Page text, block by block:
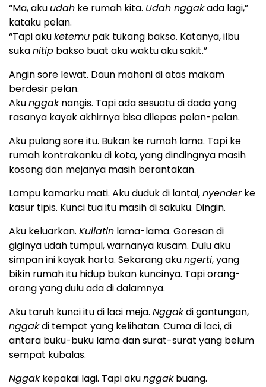
“Ma, aku udah ke rumah kita. Udah nggakada lagi,”
kataku pelan.
“Tapi akuketemu pak tukang bakso. Katanya, iIbu
sukanitip bakso buat aku waktu aku sakit.”
Angin sore lewat. Daun mahoni di atas makam
berdesir pelan.
Akunggaknangis. Tapi ada sesuatu di dada yang
rasanya kayak akhirnya bisa dilepas pelan-pelan.
Aku pulang sore itu. Bukan ke rumah lama. Tapi ke
rumah kontrakanku di kota, yang dindingnya masih
kosong dan mejanya masih berantakan.
Lampu kamarku mati. Aku duduk di lantai,nyenderke
kasur tipis. Kunci tua itu masih di sakuku. Dingin.
Aku keluarkan. Kuliatin lama-lama. Goresan di
giginya udah tumpul, warnanya kusam. Dulu aku
simpan ini kayak harta. Sekarang akungerti, yang
bikin rumah itu hidup bukan kuncinya. Tapi orang-
orang yang dulu ada di dalamnya.
Aku taruh kunci itu di laci meja. Nggakdi gantungan,
nggakdi tempat yang kelihatan. Cuma di laci, di
antara buku-buku lama dan surat-surat yang belum
sempat kubalas.
Nggakkepakai lagi. Tapi akunggakbuang.